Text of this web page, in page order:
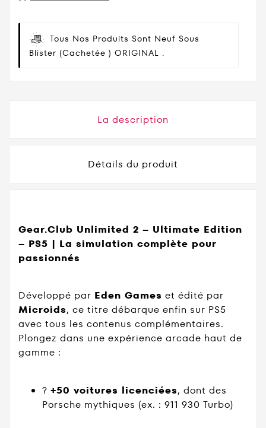
Tous Nos Produits Sont Neuf Sous
Blister (cachetée ) ORIGINAL .
La description
Détails du produit
Gear.Club Unlimited 2 – Ultimate Edition
– PS5 | La simulation complète pour
passionnés
Développé par Eden Games et édité par
Microids, ce titre débarque enfin sur PS5
avec tous les contenus complémentaires.
Plongez dans une expérience arcade haut de
gamme :
? +50 voitures licenciées, dont des
Porsche mythiques (ex. : 911 930 Turbo)